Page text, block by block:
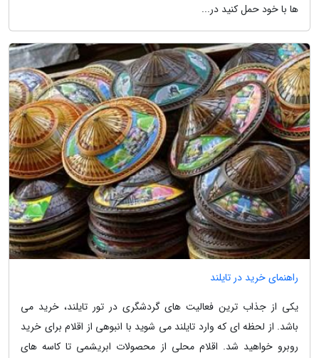
ها با خود حمل کنید در...
راهنمای خرید در تایلند
یکی از جذاب ترین فعالیت های گردشگری در تور تایلند، خرید می
باشد. از لحظه ای که وارد تایلند می شوید با انبوهی از اقلام برای خرید
روبرو خواهید شد. اقلام محلی از محصولات ابریشمی تا کاسه های